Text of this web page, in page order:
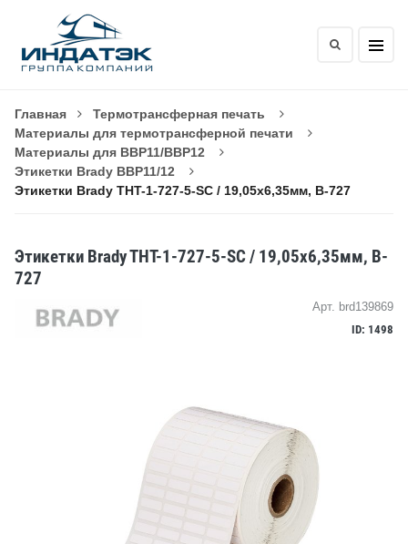
Главная
Термотрансферная печать
Материалы для термотрансферной печати
Материалы для BBP11/BBP12
Этикетки Brady BBP11/12
Этикетки Brady THT-1-727-5-SC / 19,05x6,35мм, B-727
Этикетки Brady THT-1-727-5-SC / 19,05x6,35мм, B-
727
Арт. brd139869
ID: 1498